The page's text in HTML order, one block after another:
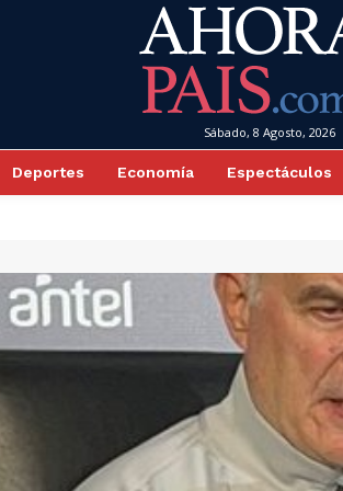
Sábado, 8 Agosto, 2026
Deportes Economía Espectáculos